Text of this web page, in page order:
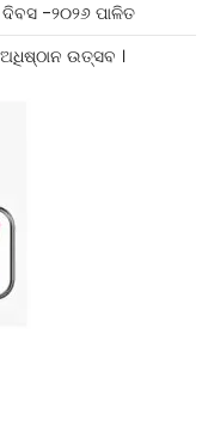
-୨୦୨୬ ପାଳିତ
ଉତ୍ସବ ।